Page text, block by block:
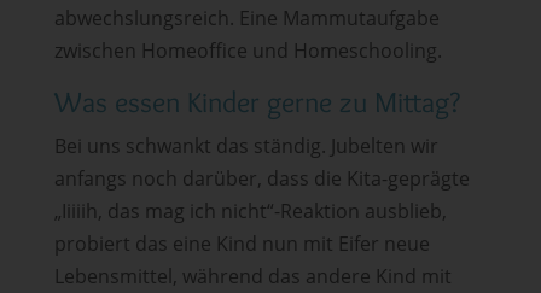
abwechslungsreich. Eine Mammutaufgabe
zwischen Homeoffice und Homeschooling.
Was essen Kinder gerne zu Mittag?
Bei uns schwankt das ständig. Jubelten wir
anfangs noch darüber, dass die Kita-geprägte
„Iiiiih, das mag ich nicht“-Reaktion ausblieb,
probiert das eine Kind nun mit Eifer neue
Lebensmittel, während das andere Kind mit